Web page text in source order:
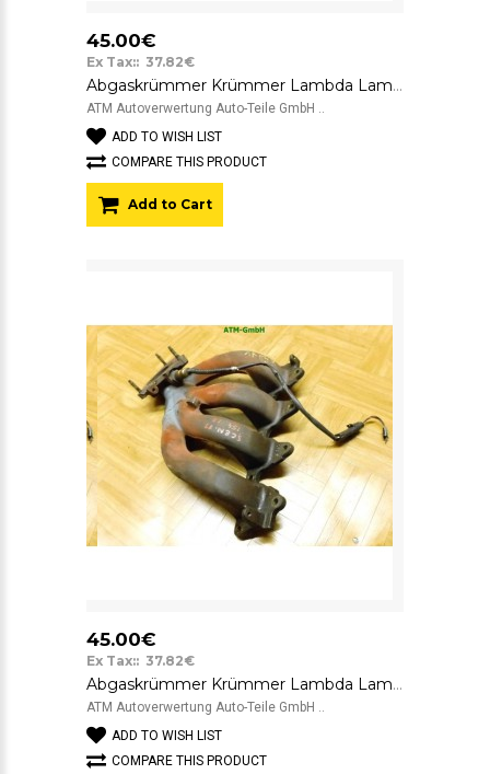
45.00€
Ex Tax:: 37.82€
Abgaskrümmer Krümmer Lambda Lambdasonde Renault Clio 3 III
ATM Autoverwertung Auto-Teile GmbH ..
ADD TO WISH LIST
COMPARE THIS PRODUCT
Add to Cart
45.00€
Ex Tax:: 37.82€
Abgaskrümmer Krümmer Lambda Lambdasonde Renault Scenic
ATM Autoverwertung Auto-Teile GmbH ..
ADD TO WISH LIST
COMPARE THIS PRODUCT